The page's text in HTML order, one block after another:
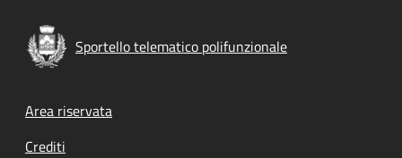
Sportello telematico polifunzionale
Footer menu
Area riservata
Crediti